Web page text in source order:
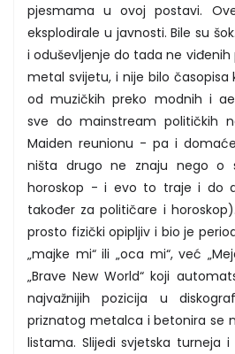
pjesmama u ovoj postavi.
eksplodirale u javnosti. Bile su
i oduševljenje do tada ne
metal svijetu, i nije bilo časopisa
od muzičkih preko modnih i
sve do mainstream političkih
Maiden reunionu - pa i
ništa drugo ne znaju nego o
horoskop - i evo to traje i do
također za političare i
prosto fizički opipljiv i bio je
„majke mi“ ili „oca mi“, već
„Brave New World“ koji
najvažnijih pozicija u
priznatog metalca i betonira se
listama. Slijedi svjetska turneja